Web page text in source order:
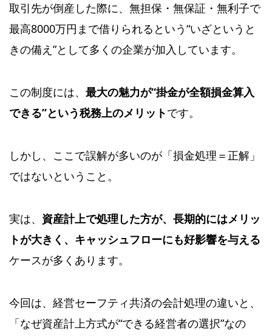
取引先が倒産した際に、無担保・無保証・無利子で
最高8000万円まで借りられるという“いざというと
きの備え”として多くの企業が加入しています。
この制度には、 最大の魅力が“掛金が全額損金算入
できる”という税務上のメリットです。
しかし、ここで誤解が多いのが「損金処理＝正解」
ではないということ。
実は、 資産計上で処理した方が、長期的にはメリッ
トが大きく、キャッシュフローにも好影響を与える
ケースが多くあります。
今回は、経営セーフティ共済の会計処理の違いと、
「なぜ資産計上方式が“できる経営者の選択”なの